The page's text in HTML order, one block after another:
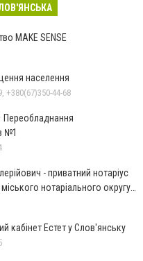
MAKE SENSE
населення
+380(67)350-44-68
№1
- приватний нотаріус
нотаріального округу
кабінет Естет у Слов'янську